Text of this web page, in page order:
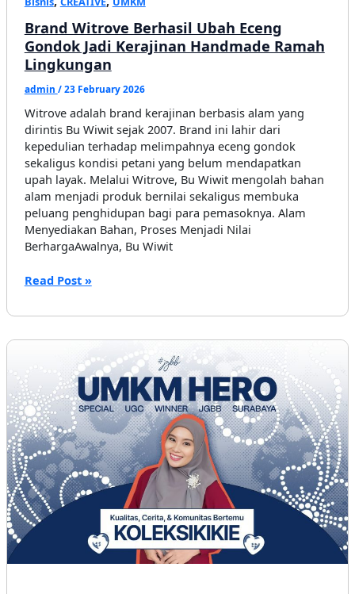
Brand Witrove Berhasil Ubah Eceng
Gondok Jadi Kerajinan Handmade Ramah
Lingkungan
admin /23 February 2026
Witrove adalah brand kerajinan berbasis alam yang
dirintis Bu Wiwit sejak 2007. Brand ini lahir dari
kepedulian terhadap melimpahnya eceng gondok
sekaligus kondisi petani yang belum mendapatkan
upah layak. Melalui Witrove, Bu Wiwit mengolah bahan
alam menjadi produk bernilai sekaligus membuka
peluang penghidupan bagi para pemasoknya. Alam
Menyediakan Bahan, Proses Menjadi Nilai
BerhargaAwalnya, Bu Wiwit
Brand
Berhasil
Jadi
Kerajinan
Handmade
Ramah
Lingkungan
Read Post »